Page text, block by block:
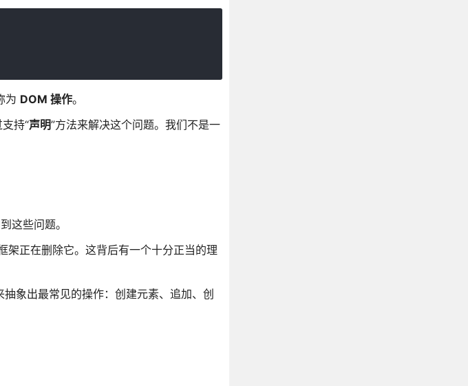
为 DOM 操作。
持“声明”方法来解决这个问题。我们不是一
这些问题。
正在删除它。这背后有一个十分正当的理
象出最常见的操作：创建元素、追加、创